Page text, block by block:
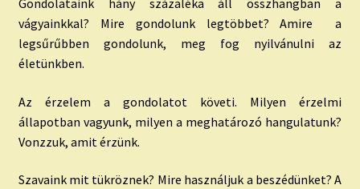
Gondolataink hány százaléka áll összhangban a
vágyainkkal? Mire gondolunk legtöbbet? Amire a
legsűrűbben gondolunk, meg fog nyilvánulni az
életünkben.
Az érzelem a gondolatot követi. Milyen érzelmi
állapotban vagyunk, milyen a meghatározó hangulatunk?
Vonzzuk, amit érzünk.
Szavaink mit tükröznek? Mire használjuk a beszédünket? A